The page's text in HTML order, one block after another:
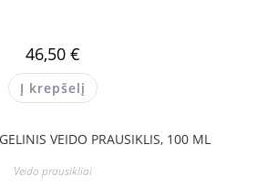
46,50 €
Į krepšelį
Veido prausikliai